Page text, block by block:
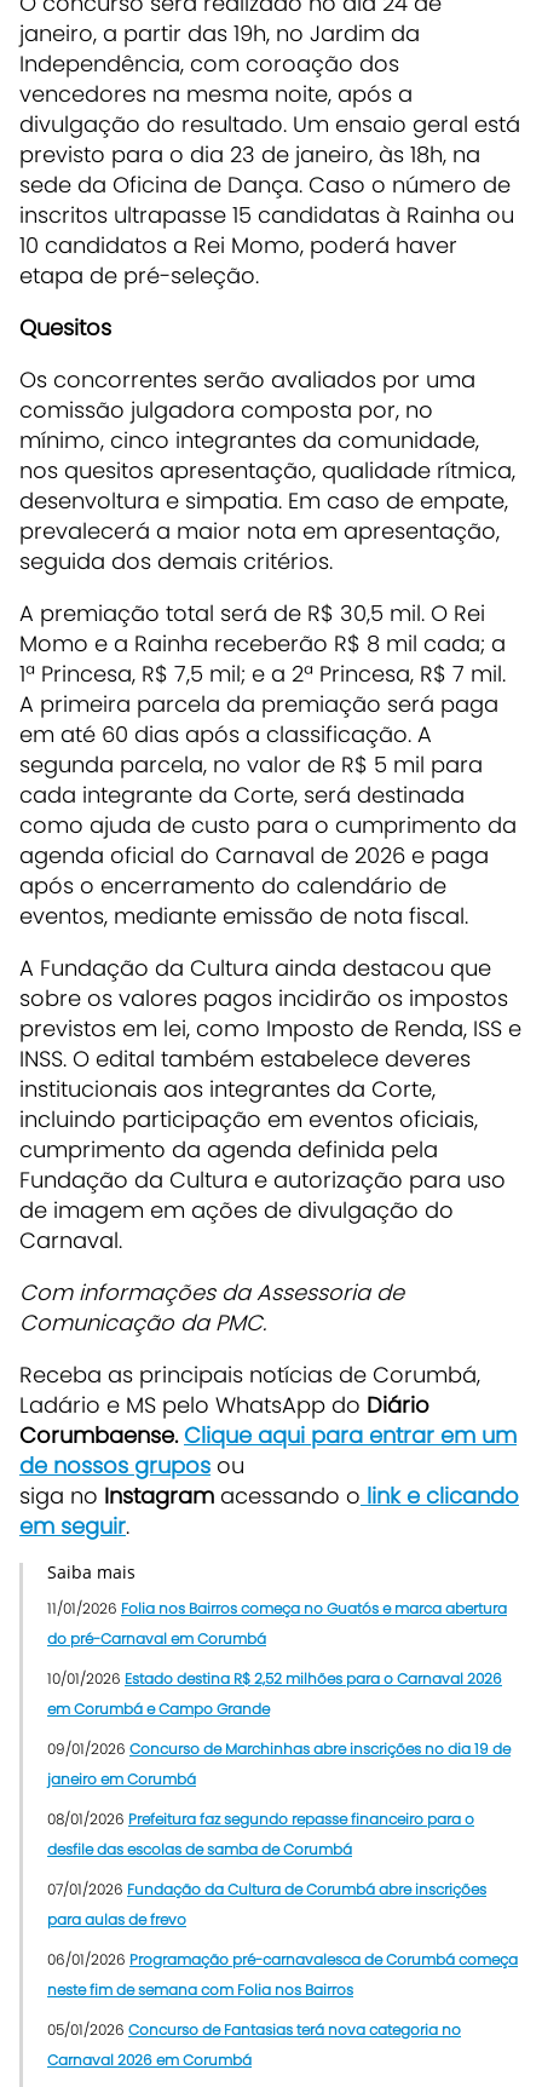
janeiro, a partir das 19h, no Jardim da
Independência, com coroação dos
vencedores na mesma noite, após a
divulgação do resultado. Um ensaio geral está
previsto para o dia 23 de janeiro, às 18h, na
sede da Oficina de Dança. Caso o número de
inscritos ultrapasse 15 candidatas à Rainha ou
10 candidatos a Rei Momo, poderá haver
etapa de pré-seleção.
Quesitos
Os concorrentes serão avaliados por uma
comissão julgadora composta por, no
mínimo, cinco integrantes da comunidade,
nos quesitos apresentação, qualidade rítmica,
desenvoltura e simpatia. Em caso de empate,
prevalecerá a maior nota em apresentação,
seguida dos demais critérios.
A premiação total será de R$ 30,5 mil. O Rei
Momo e a Rainha receberão R$ 8 mil cada; a
1ª Princesa, R$ 7,5 mil; e a 2ª Princesa, R$ 7 mil.
A primeira parcela da premiação será paga
em até 60 dias após a classificação. A
segunda parcela, no valor de R$ 5 mil para
cada integrante da Corte, será destinada
como ajuda de custo para o cumprimento da
agenda oficial do Carnaval de 2026 e paga
após o encerramento do calendário de
eventos, mediante emissão de nota fiscal.
A Fundação da Cultura ainda destacou que
sobre os valores pagos incidirão os impostos
previstos em lei, como Imposto de Renda, ISS e
INSS. O edital também estabelece deveres
institucionais aos integrantes da Corte,
incluindo participação em eventos oficiais,
cumprimento da agenda definida pela
Fundação da Cultura e autorização para uso
de imagem em ações de divulgação do
Carnaval.
Com informações da Assessoria de
Comunicação da PMC.
Receba as principais notícias de Corumbá,
Ladário e MS pelo WhatsApp do Diário
Corumbaense.Clique aqui para entrar em um
de nossos grupos ou
siga no Instagram acessando o link e clicando
em seguir.
Saiba mais
11/01/2026 Folia nos Bairros começa no Guatós e marca abertura
do pré-Carnaval em Corumbá
10/01/2026 Estado destina R$ 2,52 milhões para o Carnaval 2026
em Corumbá e Campo Grande
09/01/2026 Concurso de Marchinhas abre inscrições no dia 19 de
janeiro em Corumbá
08/01/2026 Prefeitura faz segundo repasse financeiro para o
desfile das escolas de samba de Corumbá
07/01/2026 Fundação da Cultura de Corumbá abre inscrições
para aulas de frevo
06/01/2026 Programação pré-carnavalesca de Corumbá começa
neste fim de semana com Folia nos Bairros
05/01/2026 Concurso de Fantasias terá nova categoria no
Carnaval 2026 em Corumbá